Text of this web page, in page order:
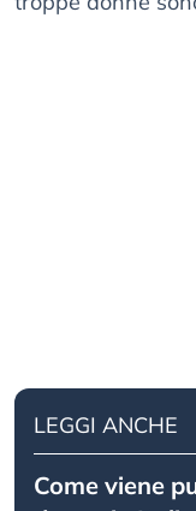
LEGGI ANCHE
Come viene